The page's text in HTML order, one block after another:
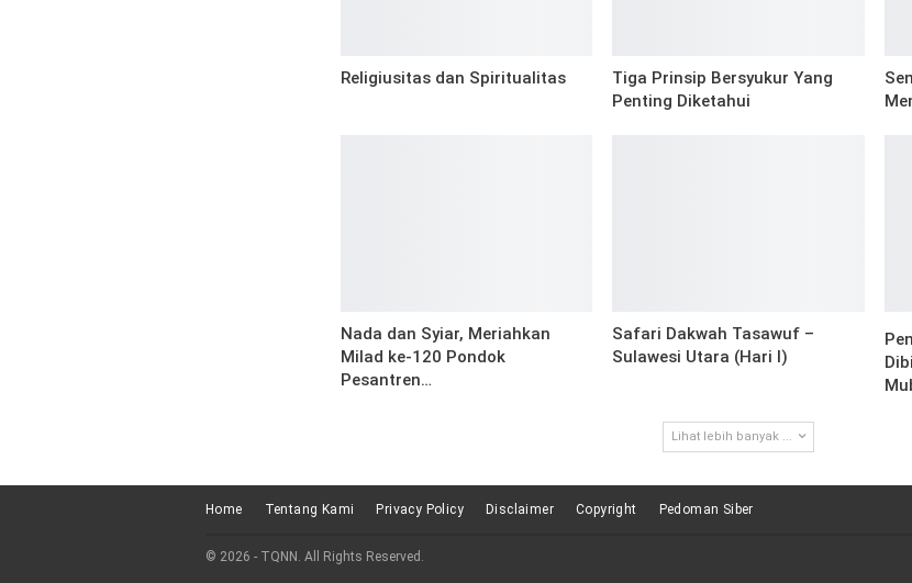
Religiusitas dan Spiritualitas
Tiga Prinsip Bersyukur Yang
Penting Diketahui
Nada dan Syiar, Meriahkan
Milad ke-120 Pondok
Pesantren…
Safari Dakwah Tasawuf –
Sulawesi Utara (Hari I)
Lihat lebih banyak ...
Home Tentang Kami Privacy Policy Disclaimer Copyright Pedoman Siber
© 2026 - TQNN. All Rights Reserved.